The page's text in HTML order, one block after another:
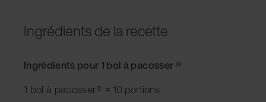
Ingrédients de la recette
Ingrédients pour 1 bol à pacosser ®
1 bol à pacosser® = 10 portions